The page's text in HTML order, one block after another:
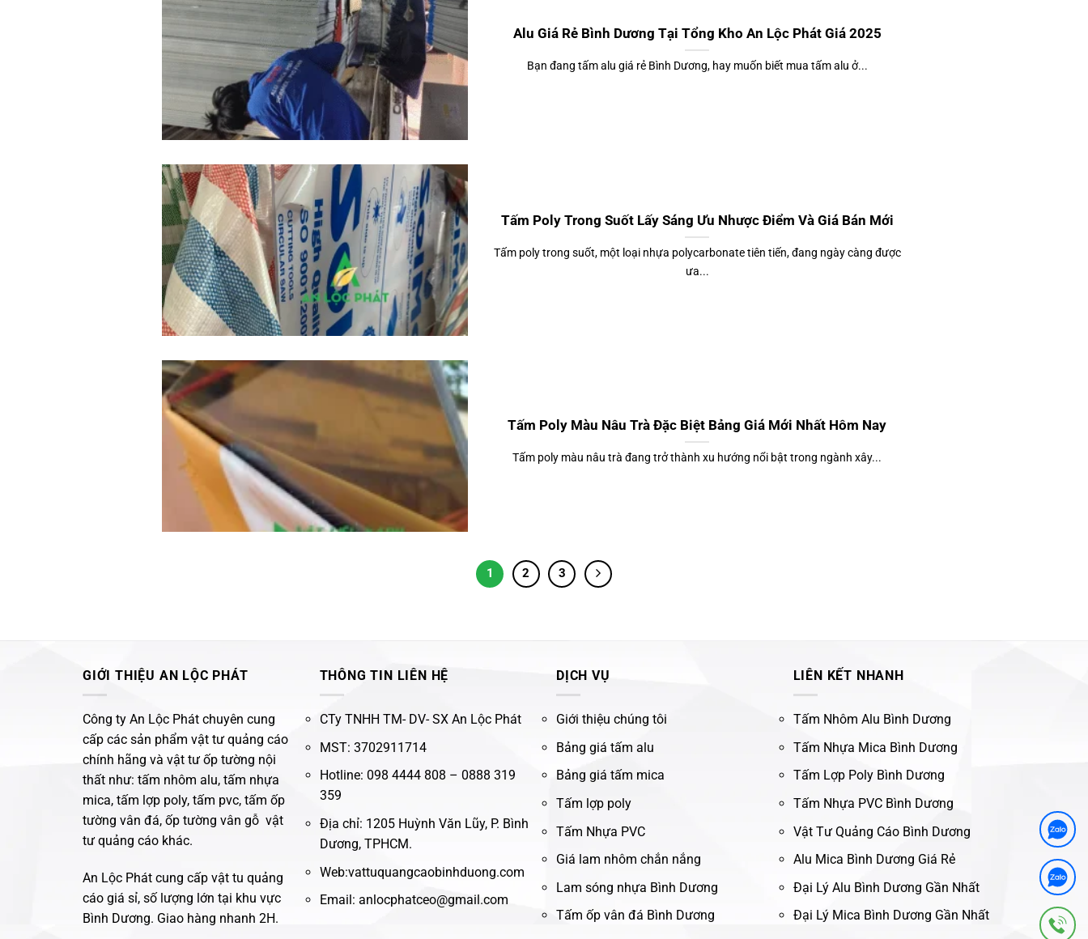
Alu Giá Rẻ Bình Dương Tại Tổng Kho An Lộc Phát Giá 2025
Bạn đang tấm alu giá rẻ Bình Dương, hay muốn biết mua tấm alu ở...
Tấm Poly Trong Suốt Lấy Sáng Ưu Nhược Điểm Và Giá Bán Mới
Tấm poly trong suốt, một loại nhựa polycarbonate tiên tiến, đang ngày càng được
ưa...
Tấm Poly Màu Nâu Trà Đặc Biệt Bảng Giá Mới Nhất Hôm Nay
Tấm poly màu nâu trà đang trở thành xu hướng nổi bật trong ngành xây...
1 2 3
GIỚI THIỆU AN LỘC PHÁT
Công ty An Lộc Phát chuyên cung
cấp các sản phẩm vật tư quảng cáo
chính hãng và vật tư ốp tường nội
thất như: tấm nhôm alu, tấm nhựa
mica, tấm lợp poly, tấm pvc, tấm ốp
tường vân đá, ốp tường vân gỗ vật
tư quảng cáo khác.
An Lộc Phát cung cấp vật tu quảng
cáo giá sỉ, số lượng lớn tại khu vực
Bình Dương. Giao hàng nhanh 2H.
THÔNG TIN LIÊN HỆ
CTy TNHH TM- DV- SX An Lộc Phát
MST: 3702911714
Hotline: 098 4444 808 – 0888 319
359
Địa chỉ: 1205 Huỳnh Văn Lũy, P. Bình
Dương, TPHCM.
Web:vattuquangcaobinhduong.com
Email: anlocphatceo@gmail.com
DỊCH VỤ
Giới thiệu chúng tôi
Bảng giá tấm alu
Bảng giá tấm mica
Tấm lợp poly
Tấm Nhựa PVC
Giá lam nhôm chắn nắng
Lam sóng nhựa Bình Dương
Tấm ốp vân đá Bình Dương
LIÊN KẾT NHANH
Tấm Nhôm Alu Bình Dương
Tấm Nhựa Mica Bình Dương
Tấm Lợp Poly Bình Dương
Tấm Nhựa PVC Bình Dương
Vật Tư Quảng Cáo Bình Dương
Alu Mica Bình Dương Giá Rẻ
Đại Lý Alu Bình Dương Gần Nhất
Đại Lý Mica Bình Dương Gần Nhất